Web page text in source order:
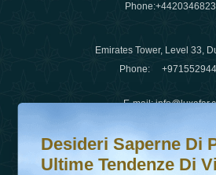
Phone:
Emirates Tower, Level 33,
Phone:
E-mail:
WhatsApp No
Desideri saperne di più sulle
Iscriviti alla nostra newsletter e
Desideri Saperne Di
Ultime Tendenze Di